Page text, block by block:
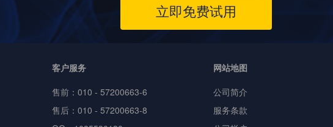
立即免费试用
客户服务
售前： 010 - 57200663-6
售后：010 - 57200663-8
网站地图
公司简介
服务条款